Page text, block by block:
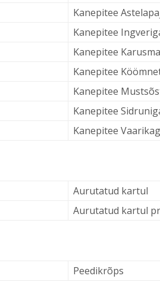
Kanepitee
Kanepitee
Kanepitee
Kanepitee
Kanepitee
Kanepitee
Kanepitee
Aurutatud kartul
Aurutatud kartul
Peedikrõps